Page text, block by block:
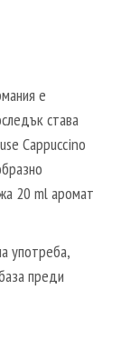
е
става
Cappuccino
20 ml аромат
употреба,
преди